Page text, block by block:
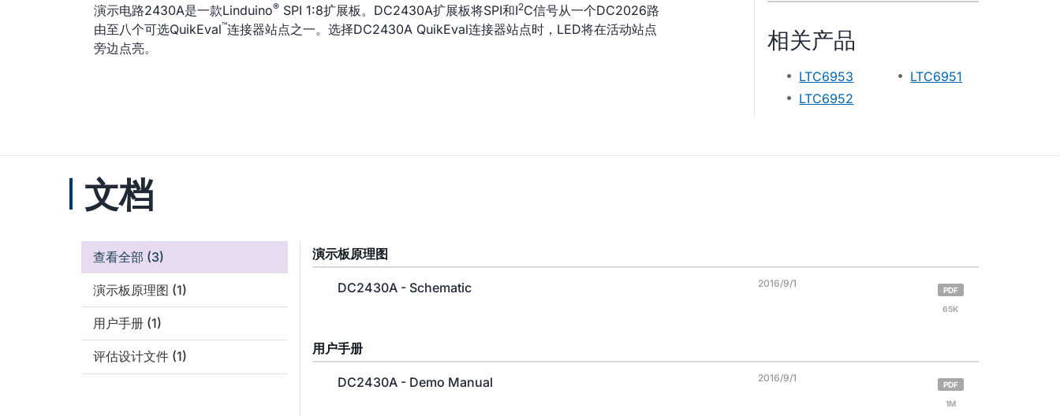
演示电路2430A是一款Linduino® SPI 1:8扩展板。DC2430A扩展板将SPI和I2C信号从一个DC2026路
由至八个可选QuikEval™连接器站点之一。选择DC2430A QuikEval连接器站点时，LED将在活动站点
旁边点亮。
相关产品
LTC6953
LTC6952
LTC6951
文档
查看全部 (3)
演示板原理图 (1)
用户手册 (1)
评估设计文件 (1)
演示板原理图
DC2430A - Schematic 2016/9/1
PDF
65K
用户手册
DC2430A - Demo Manual 2016/9/1
PDF
1M